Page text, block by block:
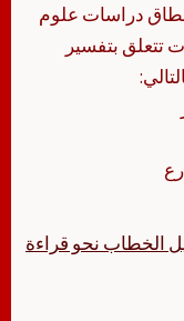
نطاق دراسات علوم
تتعلق بتفسير
الخطاب نحو قراءة